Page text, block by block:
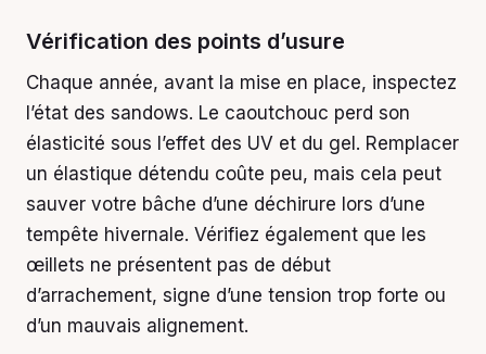
Vérification des points d’usure
Chaque année, avant la mise en place, inspectez
l’état des sandows. Le caoutchouc perd son
élasticité sous l’effet des UV et du gel. Remplacer
un élastique détendu coûte peu, mais cela peut
sauver votre bâche d’une déchirure lors d’une
tempête hivernale. Vérifiez également que les
œillets ne présentent pas de début
d’arrachement, signe d’une tension trop forte ou
d’un mauvais alignement.